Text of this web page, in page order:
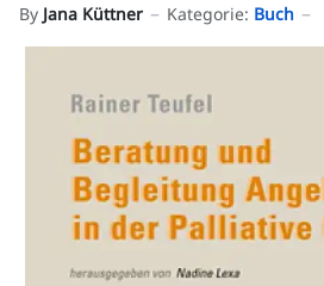
By Jana Küttner Kategorie: Buch